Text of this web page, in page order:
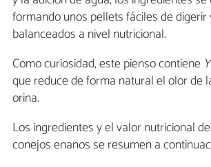
formando unos pellets fáciles de
balanceados a nivel nutricional.
Como curiosidad, este pienso contiene
que reduce de forma natural el olor de
orina.
Los ingredientes y el valor nutricional
conejos enanos se resumen a